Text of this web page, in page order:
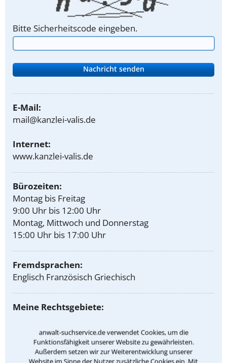
anwalt-suchservice.de verwendet Cookies, um die
Funktionsfähigkeit unserer Website zu gewährleisten.
Außerdem setzen wir zur Weiterentwicklung unserer
Website im Sinne der Nutzer zusätzliche Cookies ein. Mit
Bitte Sicherheitscode eingeben.
E-Mail:
mail@kanzlei-valis.de
Internet:
www.kanzlei-valis.de
Bürozeiten:
Montag bis Freitag
9:00 Uhr bis 12:00 Uhr
Montag, Mittwoch und Donnerstag
15:00 Uhr bis 17:00 Uhr
Fremdsprachen:
Englisch Französisch Griechisch
Meine Rechtsgebiete:
Scheidungsrecht
Sorgerecht